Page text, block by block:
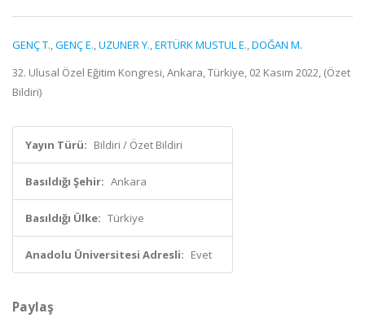
GENÇ T.,GENÇ E.,UZUNER Y.,ERTÜRK MUSTUL E.,DOĞAN M.
32. Ulusal Özel Eğitim Kongresi, Ankara, Türkiye, 02 Kasım 2022, (Özet
Bildiri)
Yayın Türü: Bildiri / Özet Bildiri
Basıldığı Şehir: Ankara
Basıldığı Ülke: Türkiye
Anadolu Üniversitesi Adresli: Evet
Paylaş